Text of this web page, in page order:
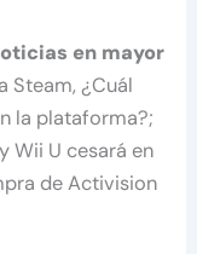
en mayor
Steam, ¿Cuál
la plataforma?;
Wii U cesará en
de Activision